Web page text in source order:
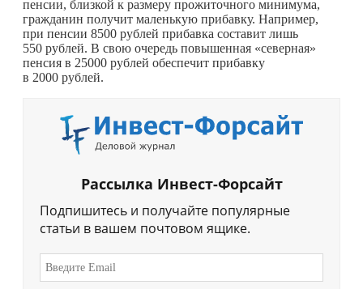
пенсии, близкой к размеру прожиточного минимума,
гражданин получит маленькую прибавку. Например,
при пенсии 8500 рублей прибавка составит лишь
550 рублей. В свою очередь повышенная «северная»
пенсия в 25000 рублей обеспечит прибавку
в 2000 рублей.
Рассылка Инвест-Форсайт
Подпишитесь и получайте популярные
статьи в вашем почтовом ящике.